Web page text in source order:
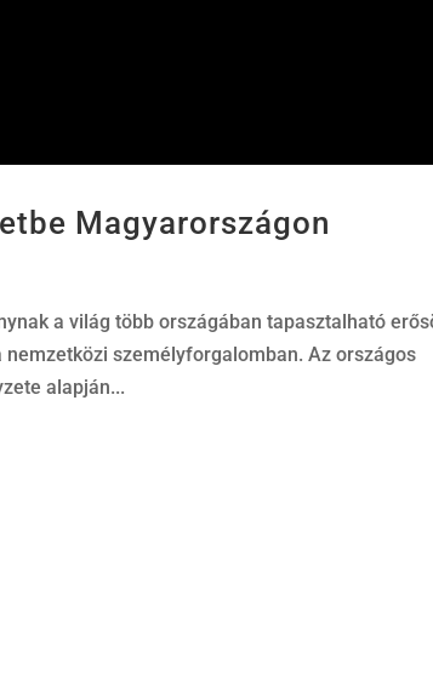
Magyarországon
a világ több országában tapasztalható
személyforgalomban. Az országos
alapján...